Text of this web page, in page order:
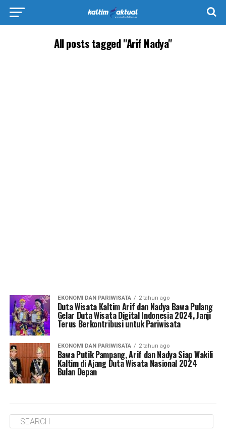
All posts tagged "Arif Nadya"
EKONOMI DAN PARIWISATA 2 tahun ago
Duta Wisata Kaltim Arif dan Nadya Bawa Pulang
Gelar Duta Wisata Digital Indonesia 2024, Janji
Terus Berkontribusi untuk Pariwisata
EKONOMI DAN PARIWISATA 2 tahun ago
Bawa Putik Pampang, Arif dan Nadya Siap Wakili
Kaltim di Ajang Duta Wisata Nasional 2024
Bulan Depan